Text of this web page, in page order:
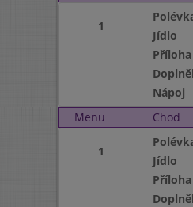
1
Jídlo
Příloha
Nápoj
Menu
Chod
1
Jídlo
Příloha